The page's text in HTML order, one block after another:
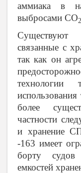
аммиака в
выбросами CO2
Существуют
связанные с
так как он
технологии
более
частности
и хранение
-163 имеет
борту
емкостей